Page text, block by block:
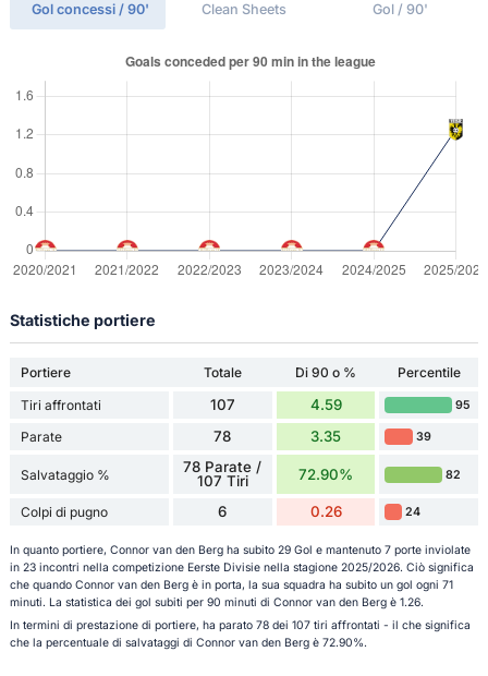
Gol concessi / 90' Clean Sheets Gol / 90'
Statistiche portiere
Portiere Totale Di 90 o %
Percentile
Tiri affrontati
107 4.59 95
Parate 78 3.35 39
Salvataggio %
78 Parate /
107 Tiri
72.90% 82
Colpi di pugno 6 0.26 24
In quanto portiere, Connor van den Berg ha subito 29 Gol e mantenuto 7 porte inviolate
in 23 incontri nella competizione Eerste Divisie nella stagione 2025/2026. Ciò significa
che quando Connor van den Berg è in porta, la sua squadra ha subito un gol ogni 71
minuti. La statistica dei gol subiti per 90 minuti di Connor van den Berg è 1.26.
In termini di prestazione di portiere, ha parato 78 dei 107 tiri affrontati - il che significa
che la percentuale di salvataggi di Connor van den Berg è 72.90%.